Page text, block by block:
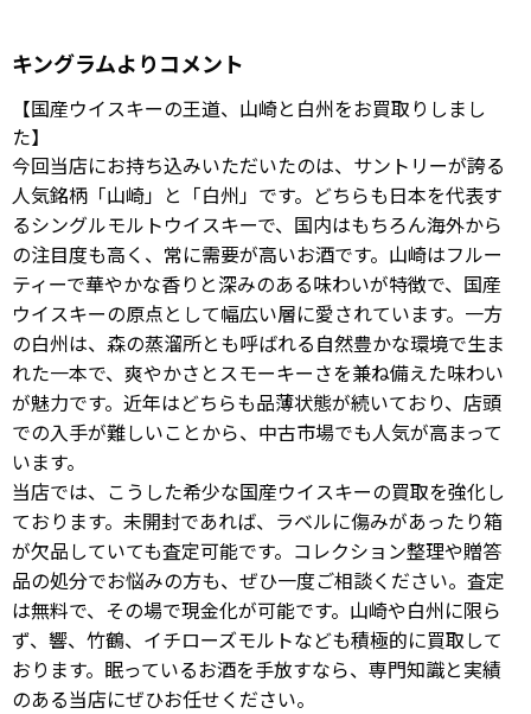
キングラムよりコメント
【国産ウイスキーの王道、山崎と白州をお買取りしまし
た】
今回当店にお持ち込みいただいたのは、サントリーが誇る
人気銘柄「山崎」と「白州」です。どちらも日本を代表す
るシングルモルトウイスキーで、国内はもちろん海外から
の注目度も高く、常に需要が高いお酒です。山崎はフルー
ティーで華やかな香りと深みのある味わいが特徴で、国産
ウイスキーの原点として幅広い層に愛されています。一方
の白州は、森の蒸溜所とも呼ばれる自然豊かな環境で生ま
れた一本で、爽やかさとスモーキーさを兼ね備えた味わい
が魅力です。近年はどちらも品薄状態が続いており、店頭
での入手が難しいことから、中古市場でも人気が高まって
います。
当店では、こうした希少な国産ウイスキーの買取を強化し
ております。未開封であれば、ラベルに傷みがあったり箱
が欠品していても査定可能です。コレクション整理や贈答
品の処分でお悩みの方も、ぜひ一度ご相談ください。査定
は無料で、その場で現金化が可能です。山崎や白州に限ら
ず、響、竹鶴、イチローズモルトなども積極的に買取して
おります。眠っているお酒を手放すなら、専門知識と実績
のある当店にぜひお任せください。